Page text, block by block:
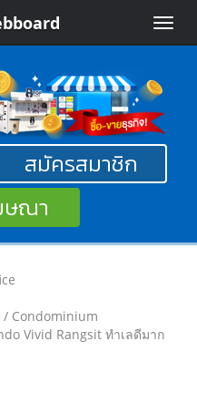
Toggle
สมัครสมาชิก
ษณา
Condominium
Vivid Rangsit ทำเลดีมาก